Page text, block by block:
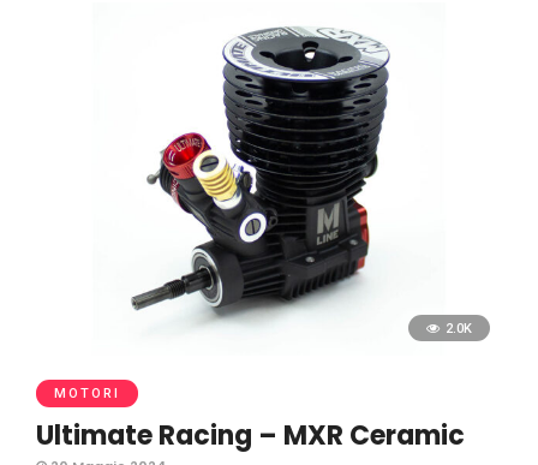
2.0K
MOTORI
Ultimate Racing – MXR Ceramic